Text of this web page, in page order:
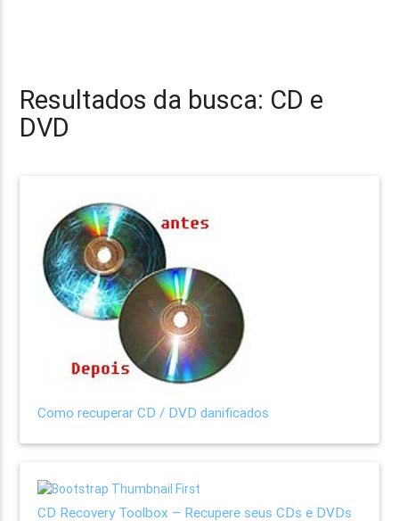
Resultados da busca: CD e
DVD
Como recuperar CD / DVD danificados
CD Recovery Toolbox – Recupere seus CDs e DVDs